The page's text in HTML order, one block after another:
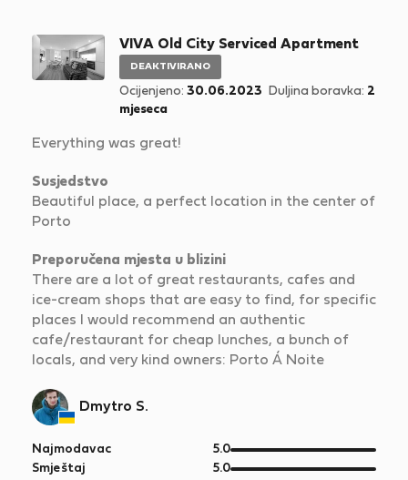
VIVA Old City Serviced Apartment
DEAKTIVIRANO
Ocijenjeno: 30.06.2023 Duljina boravka: 2
mjeseca
Everything was great!
Susjedstvo
Beautiful place, a perfect location in the center of
Porto
Preporučena mjesta u blizini
There are a lot of great restaurants, cafes and
ice-cream shops that are easy to find, for specific
places I would recommend an authentic
cafe/restaurant for cheap lunches, a bunch of
locals, and very kind owners: Porto Á Noite
Dmytro S.
Najmodavac 5.0od
5
Smještaj 5.0od